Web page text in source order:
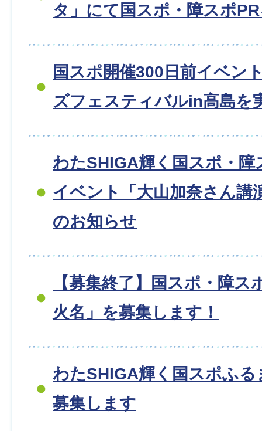
タ」にて国スポ・障スポ
国スポ開催300日前イベン
ズフェスティバルin高島を
わたSHIGA輝く国スポ・障
イベント「大山加奈さん講
のお知らせ
【募集終了】国スポ・障ス
火名」を募集します！
わたSHIGA輝く国スポふる
募集します